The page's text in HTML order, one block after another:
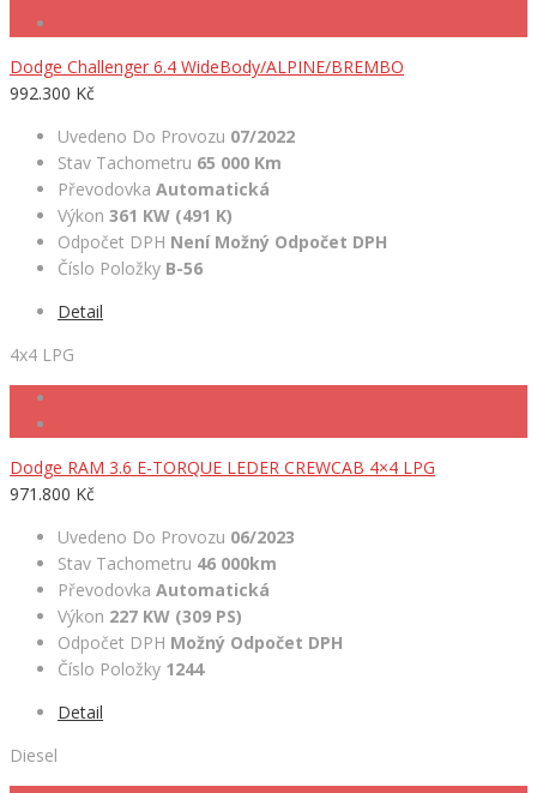
Dodge Challenger 6.4 WideBody/ALPINE/BREMBO
992.300 Kč
Uvedeno Do Provozu 07/2022
Stav Tachometru 65 000 Km
Převodovka Automatická
Výkon 361 KW (491 K)
Odpočet DPH Není Možný Odpočet DPH
Číslo Položky B-56
Detail
4x4 LPG
Dodge RAM 3.6 E-TORQUE LEDER CREWCAB 4×4 LPG
971.800 Kč
Uvedeno Do Provozu 06/2023
Stav Tachometru 46 000km
Převodovka Automatická
Výkon 227 KW (309 PS)
Odpočet DPH Možný Odpočet DPH
Číslo Položky 1244
Detail
Diesel